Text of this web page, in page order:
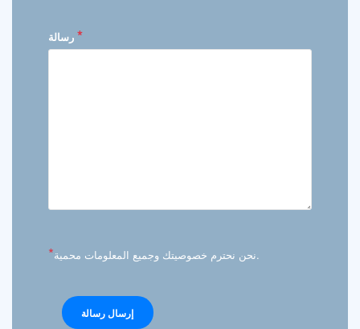
*
* نحن نحترم خصوصيتك وجميع المعلومات محمية.